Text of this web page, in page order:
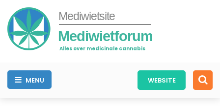
Mediwietsite
Mediwietforum
Alles over medicinale cannabis
MENU WEBSITE